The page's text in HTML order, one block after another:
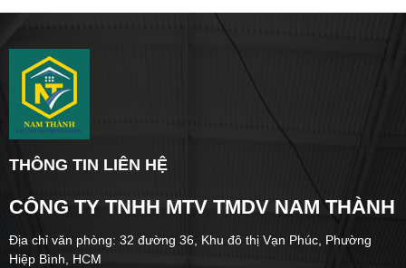
THÔNG TIN LIÊN HỆ
CÔNG TY TNHH MTV TMDV NAM THÀNH
Địa chỉ văn phòng: 32 đường 36, Khu đô thị Vạn Phúc, Phường
Hiệp Bình, HCM